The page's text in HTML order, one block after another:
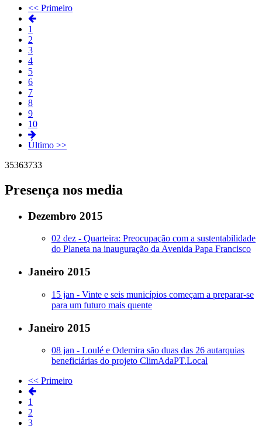
<< Primeiro
1
2
3
4
5
6
7
8
9
10
Último >>
35363733
Presença nos media
Dezembro 2015
02 dez - Quarteira: Preocupação com a sustentabilidade
do Planeta na inauguração da Avenida Papa Francisco
Janeiro 2015
15 jan - Vinte e seis municípios começam a preparar-se
para um futuro mais quente
Janeiro 2015
08 jan - Loulé e Odemira são duas das 26 autarquias
beneficiárias do projeto ClimAdaPT.Local
<< Primeiro
1
2
3